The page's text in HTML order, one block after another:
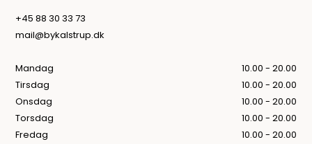
+45 88 30 33 73
mail@bykalstrup.dk
Mandag
10.00 - 20.00
Tirsdag
10.00 - 20.00
Onsdag
10.00 - 20.00
Torsdag
10.00 - 20.00
Fredag
10.00 - 20.00